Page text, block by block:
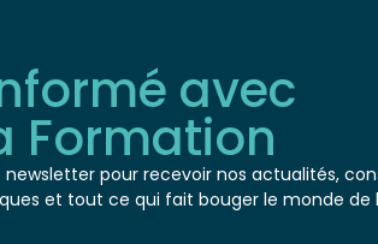
avec
Formation
pour recevoir nos actualités,
et tout ce qui fait bouger le monde de